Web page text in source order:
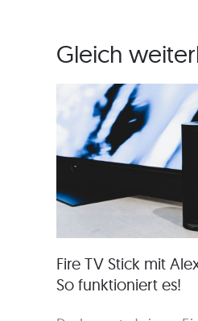
Gleich
Fire TV Stick mit
So funktioniert es!